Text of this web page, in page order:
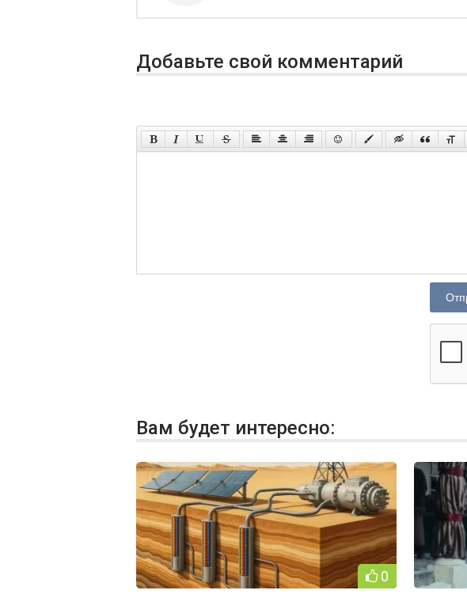
Добавьте свой комментарий
Вам будет интересно:
0